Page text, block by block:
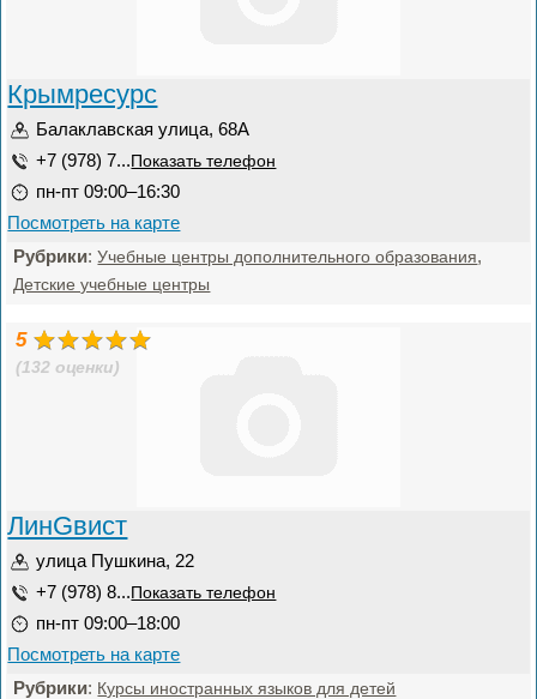
Крымресурс
Балаклавская улица, 68А
+7 (978) 7... Показать телефон
пн-пт 09:00–16:30
Посмотреть на карте
Рубрики:Учебные центры дополнительного образования,
Детские учебные центры
5
(132 оценки)
ЛинGвист
улица Пушкина, 22
+7 (978) 8... Показать телефон
пн-пт 09:00–18:00
Посмотреть на карте
Рубрики: Курсы иностранных языков для детей